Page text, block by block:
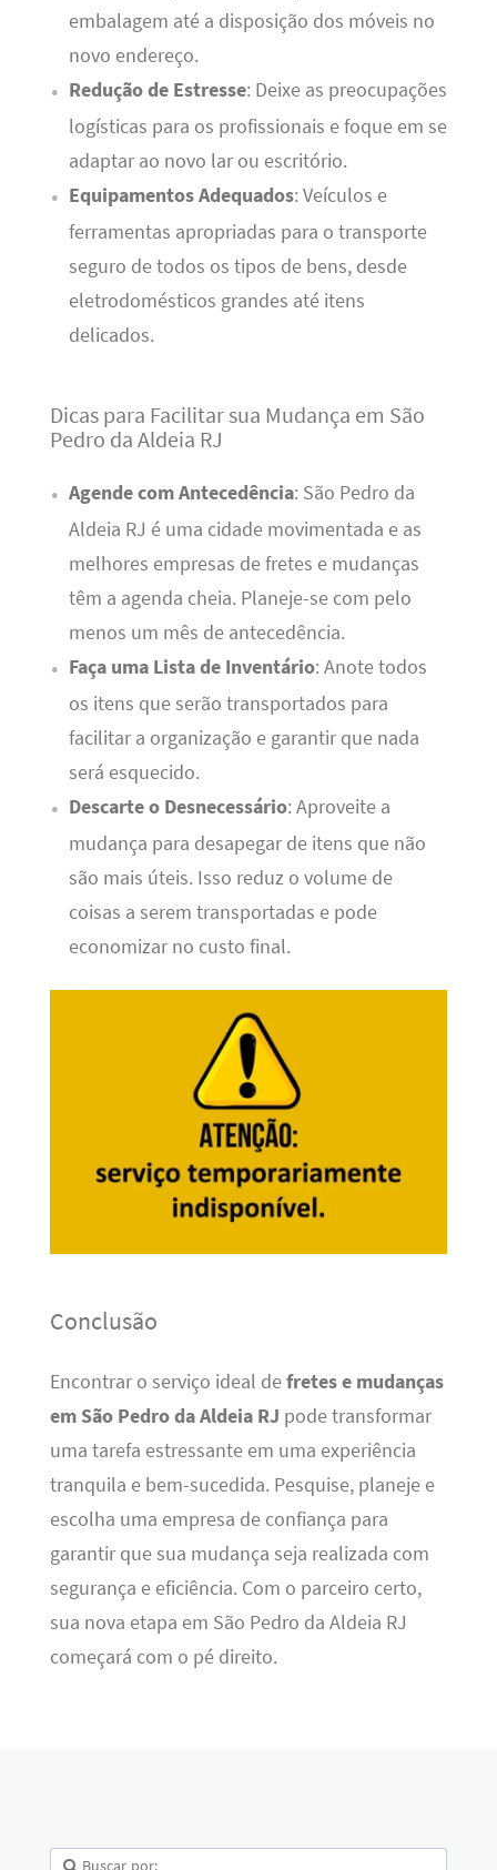
embalagem até a disposição dos móveis no
novo endereço.
Redução de Estresse: Deixe as preocupações
logísticas para os profissionais e foque em se
adaptar ao novo lar ou escritório.
Equipamentos Adequados: Veículos e
ferramentas apropriadas para o transporte
seguro de todos os tipos de bens, desde
eletrodomésticos grandes até itens
delicados.
Dicas para Facilitar sua Mudança em São
Pedro da Aldeia RJ
Agende com Antecedência: São Pedro da
Aldeia RJ é uma cidade movimentada e as
melhores empresas de fretes e mudanças
têm a agenda cheia. Planeje-se com pelo
menos um mês de antecedência.
Faça uma Lista de Inventário: Anote todos
os itens que serão transportados para
facilitar a organização e garantir que nada
será esquecido.
Descarte o Desnecessário: Aproveite a
mudança para desapegar de itens que não
são mais úteis. Isso reduz o volume de
coisas a serem transportadas e pode
economizar no custo final.
Conclusão
Encontrar o serviço ideal defretes e mudanças
em São Pedro da Aldeia RJ pode transformar
uma tarefa estressante em uma experiência
tranquila e bem-sucedida. Pesquise, planeje e
escolha uma empresa de confiança para
garantir que sua mudança seja realizada com
segurança e eficiência. Com o parceiro certo,
sua nova etapa em São Pedro da Aldeia RJ
começará com o pé direito.